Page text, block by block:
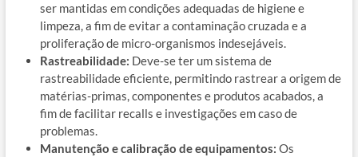
ser mantidas em condições adequadas de higiene e
limpeza, a fim de evitar a contaminação cruzada e a
proliferação de micro-organismos indesejáveis.
Rastreabilidade: Deve-se ter um sistema de
rastreabilidade eficiente, permitindo rastrear a origem de
matérias-primas, componentes e produtos acabados, a
fim de facilitar recalls e investigações em caso de
problemas.
Manutenção e calibração de equipamentos: Os